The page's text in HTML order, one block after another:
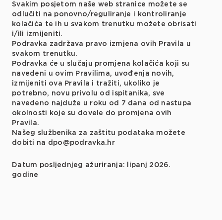
Svakim posjetom naše web stranice možete se
odlučiti na ponovno/reguliranje i kontroliranje
kolačića te ih u svakom trenutku možete obrisati
i/ili izmijeniti.
Podravka zadržava pravo izmjena ovih Pravila u
svakom trenutku.
Podravka će u slučaju promjena kolačića koji su
navedeni u ovim Pravilima, uvođenja novih,
izmijeniti ova Pravila i tražiti, ukoliko je
potrebno, novu privolu od ispitanika, sve
navedeno najduže u roku od 7 dana od nastupa
okolnosti koje su dovele do promjena ovih
Pravila.
Našeg službenika za zaštitu podataka možete
dobiti na dpo@podravka.hr
Datum posljednjeg ažuriranja: lipanj 2026.
godine